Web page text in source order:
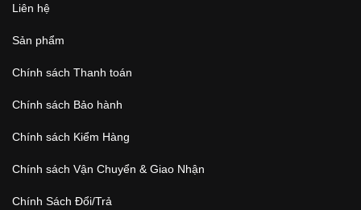
Liên hệ
Sản phẩm
Chính sách Thanh toán
Chính sách Bảo hành
Chính sách Kiểm Hàng
Chính sách Vận Chuyển & Giao Nhận
Chính Sách Đổi/Trả